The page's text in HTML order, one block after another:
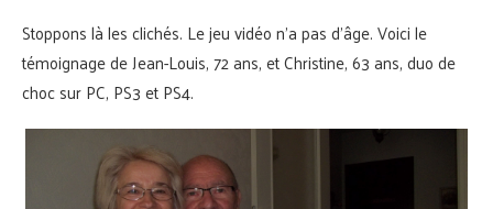
Stoppons là les clichés. Le jeu vidéo n’a pas d’âge. Voici le
témoignage de Jean-Louis, 72 ans, et Christine, 63 ans, duo de
choc sur PC, PS3 et PS4.